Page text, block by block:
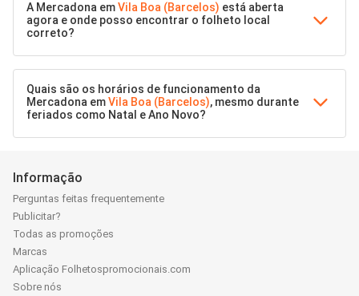
A Mercadona emVila Boa (Barcelos) está aberta
agora e onde posso encontrar o folheto local
correto?
Quais são os horários de funcionamento da
Mercadona emVila Boa (Barcelos), mesmo durante
feriados como Natal e Ano Novo?
Informação
Perguntas feitas frequentemente
Publicitar?
Todas as promoções
Marcas
Aplicação Folhetospromocionais.com
Sobre nós